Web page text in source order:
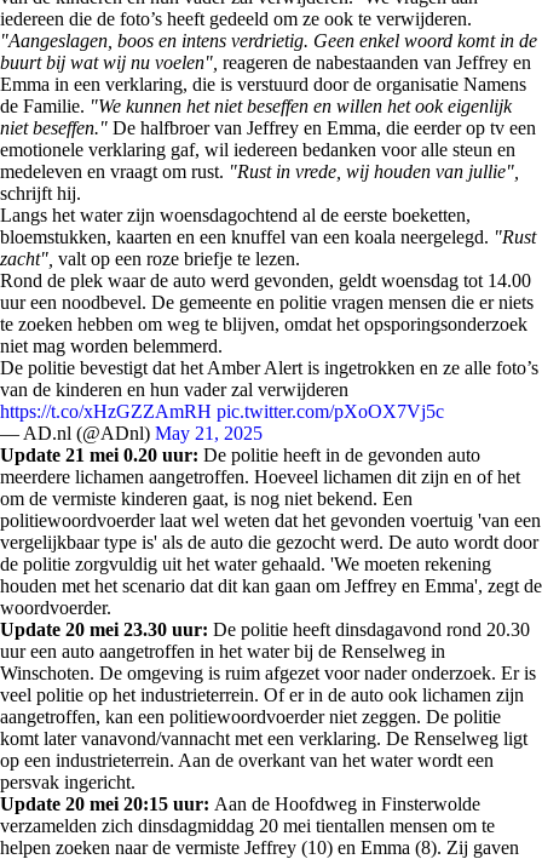
iedereen die de foto’s heeft gedeeld om ze ook te verwijderen.
"Aangeslagen, boos en intens verdrietig. Geen enkel woord komt in de
buurt bij wat wij nu voelen", reageren de nabestaanden van Jeffrey en
Emma in een verklaring, die is verstuurd door de organisatie Namens
de Familie. "We kunnen het niet beseffen en willen het ook eigenlijk
niet beseffen." De halfbroer van Jeffrey en Emma, die eerder op tv een
emotionele verklaring gaf, wil iedereen bedanken voor alle steun en
medeleven en vraagt om rust. "Rust in vrede, wij houden van jullie",
schrijft hij.
Langs het water zijn woensdagochtend al de eerste boeketten,
bloemstukken, kaarten en een knuffel van een koala neergelegd. "Rust
zacht", valt op een roze briefje te lezen.
Rond de plek waar de auto werd gevonden, geldt woensdag tot 14.00
uur een noodbevel. De gemeente en politie vragen mensen die er niets
te zoeken hebben om weg te blijven, omdat het opsporingsonderzoek
niet mag worden belemmerd.
De politie bevestigt dat het Amber Alert is ingetrokken en ze alle foto’s
van de kinderen en hun vader zal verwijderen
https://t.co/xHzGZZAmRH pic.twitter.com/pXoOX7Vj5c
— AD.nl (@ADnl) May 21, 2025
Update 21 mei 0.20 uur: De politie heeft in de gevonden auto
meerdere lichamen aangetroffen. Hoeveel lichamen dit zijn en of het
om de vermiste kinderen gaat, is nog niet bekend. Een
politiewoordvoerder laat wel weten dat het gevonden voertuig 'van een
vergelijkbaar type is' als de auto die gezocht werd. De auto wordt door
de politie zorgvuldig uit het water gehaald. 'We moeten rekening
houden met het scenario dat dit kan gaan om Jeffrey en Emma', zegt de
woordvoerder.
Update 20 mei 23.30 uur: De politie heeft dinsdagavond rond 20.30
uur een auto aangetroffen in het water bij de Renselweg in
Winschoten. De omgeving is ruim afgezet voor nader onderzoek. Er is
veel politie op het industrieterrein. Of er in de auto ook lichamen zijn
aangetroffen, kan een politiewoordvoerder niet zeggen. De politie
komt later vanavond/vannacht met een verklaring. De Renselweg ligt
op een industrieterrein. Aan de overkant van het water wordt een
persvak ingericht.
Update 20 mei 20:15 uur: Aan de Hoofdweg in Finsterwolde
verzamelden zich dinsdagmiddag 20 mei tientallen mensen om te
helpen zoeken naar de vermiste Jeffrey (10) en Emma (8). Zij gaven